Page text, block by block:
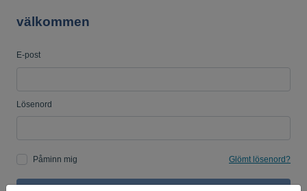
välkommen
E-post
Lösenord
Påminn mig Glömt lösenord?